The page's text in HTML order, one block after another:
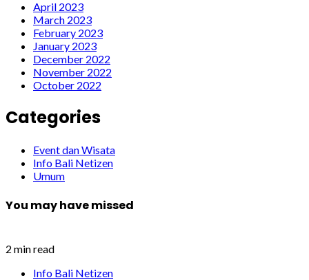
April 2023
March 2023
February 2023
January 2023
December 2022
November 2022
October 2022
Categories
Event dan Wisata
Info Bali Netizen
Umum
You may have missed
2 min read
Info Bali Netizen